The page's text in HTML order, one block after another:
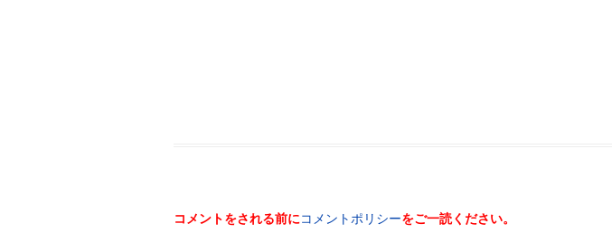
コメントをされる前にコメントポリシーをご一読ください。